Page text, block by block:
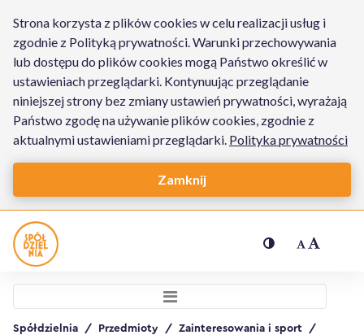
Strona korzysta z plików cookies w celu realizacji usług i
zgodnie z Polityką prywatności. Warunki przechowywania
lub dostępu do plików cookies mogą Państwo określić w
ustawieniach przeglądarki. Kontynuując przeglądanie
niniejszej strony bez zmiany ustawień prywatności, wyrażają
Państwo zgodę na używanie plików cookies, zgodnie z
aktualnymi ustawieniami przeglądarki. Polityka prywatności
Zamknij
Zestaw narzędzi stolarskich -
Ustawienia dostępności
Spółdzielnia / Przedmioty / Zainteresowania i sport
/